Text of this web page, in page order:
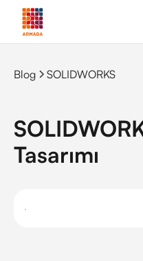
Blog SOLIDWORKS
Tasarımı